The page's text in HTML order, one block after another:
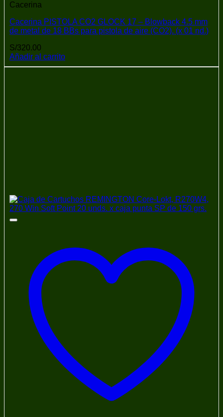
Cacerina
Cacerina PISTOLA CO2 GLOCK 17 – Blowback 4.5 mm
de metal de 18 BBs para pistola de aire (CO2). (x 01 nd.)
S/320.00
Añadir al carrito